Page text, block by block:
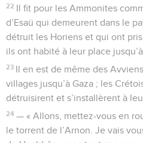
22 Il fit pour les Ammonites
d’Esaü qui demeurent dans le
détruit les Horiens et qui ont
ils ont habité à leur place
23 Il en est de même des
villages jusqu’à Gaza ; les
détruisirent et s’installèrent à
24 — « Allons, mettez-vous en
le torrent de l’Arnon. Je vais